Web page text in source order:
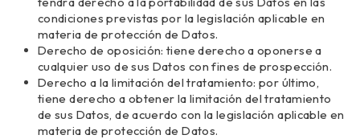
condiciones previstas por la legislación aplicable en
materia de protección de Datos.
Derecho de oposición: tiene derecho a oponerse a
cualquier uso de sus Datos con fines de prospección.
Derecho a la limitación del tratamiento: por último,
tiene derecho a obtener la limitación del tratamiento
de sus Datos, de acuerdo con la legislación aplicable en
materia de protección de Datos.